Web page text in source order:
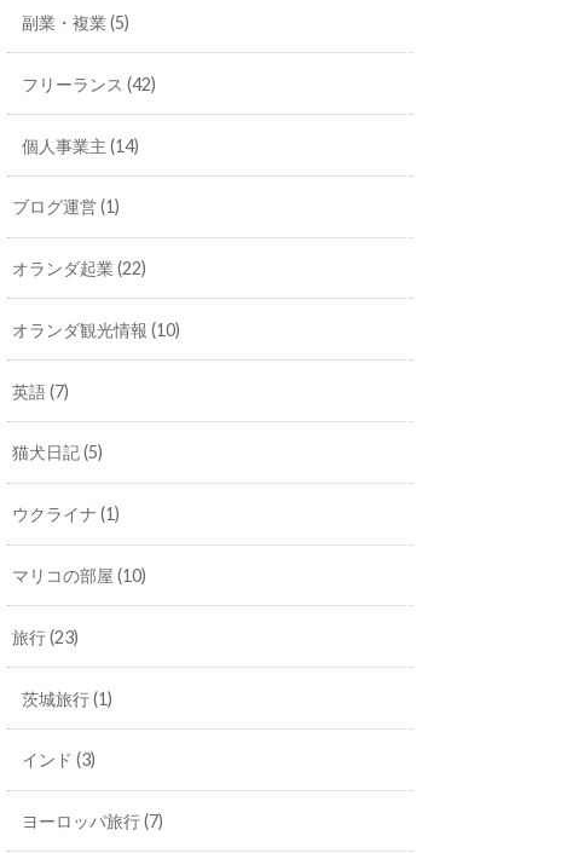
副業・複業 (5)
フリーランス (42)
個人事業主 (14)
ブログ運営(1)
オランダ起業(22)
オランダ観光情報(10)
英語(7)
猫犬日記(5)
ウクライナ(1)
マリコの部屋(10)
旅行(23)
茨城旅行(1)
インド (3)
ヨーロッパ旅行(7)